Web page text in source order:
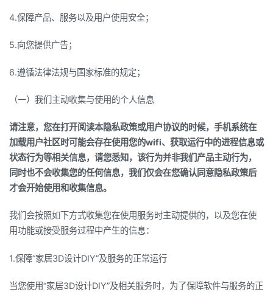
4.保障产品、服务以及用户使用安全；
5.向您提供广告；
6.遵循法律法规与国家标准的规定；
（一）我们主动收集与使用的个人信息
请注意，您在打开阅读本隐私政策或用户协议的时候，手机系统在
加载用户社区时可能会存在使用您的wifi、获取运行中的进程信息或
状态行为等相关信息，请您悉知，该行为并非我们产品主动行为，
同时也不会收集您的任何信息，我们仅会在您确认同意隐私政策后
才会开始使用和收集信息。
我们会按照如下方式收集您在使用服务时主动提供的，以及您在使
用功能或接受服务过程中产生的信息：
1.保障“家居3D设计DIY”及服务的正常运行
当您使用“家居3D设计DIY”及相关服务时，为了保障软件与服务的正